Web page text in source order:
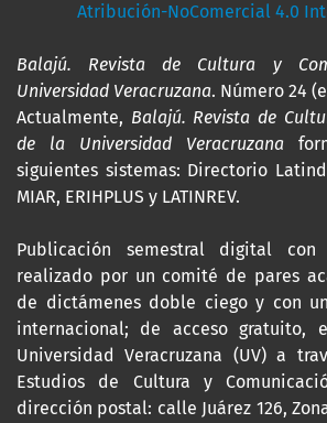
Atribución-NoComercial 4.0
Balajú. Revista de Cultura y
Universidad Veracruzana. Número 24
Actualmente, Balajú. Revista de
de la Universidad Veracruzana
siguientes sistemas: Directorio
MIAR, ERIHPLUS y LATINREV.
Publicación semestral digital
realizado por un comité de pares
de dictámenes doble ciego y con
internacional; de acceso gratuito,
Universidad Veracruzana (UV) a
Estudios de Cultura y
dirección postal: calle Juárez 126,